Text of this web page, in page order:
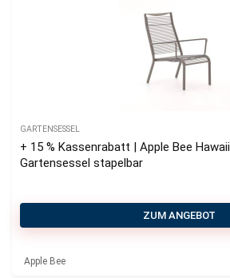
GARTENSESSEL
+ 15 % Kassenrabatt | Apple Bee Hawaii
Gartensessel stapelbar
ZUM ANGEBOT
Apple Bee